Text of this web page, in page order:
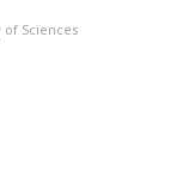
Sciences